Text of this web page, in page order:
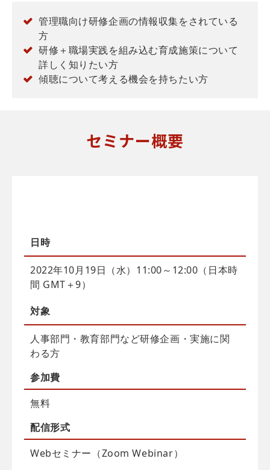
管理職向け研修企画の情報収集をされている
方
研修＋職場実践を組み込む育成施策について
詳しく知りたい方
傾聴について考える機会を持ちたい方
セミナー概要
日時
2022年10月19日（水）11:00～12:00（日本時
間 GMT＋9）
対象
人事部門・教育部門など研修企画・実施に関
わる方
参加費
無料
配信形式
Webセミナー（Zoom Webinar）